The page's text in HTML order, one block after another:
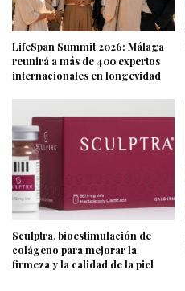
LifeSpan Summit 2026: Málaga
reunirá a más de 400 expertos
internacionales en longevidad
Sculptra, bioestimulación de
colágeno para mejorar la
firmeza y la calidad de la piel